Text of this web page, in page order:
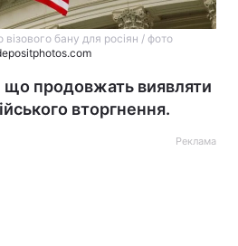
бану для росіян / фото
продовжать виявляти
вторгнення.
Реклама